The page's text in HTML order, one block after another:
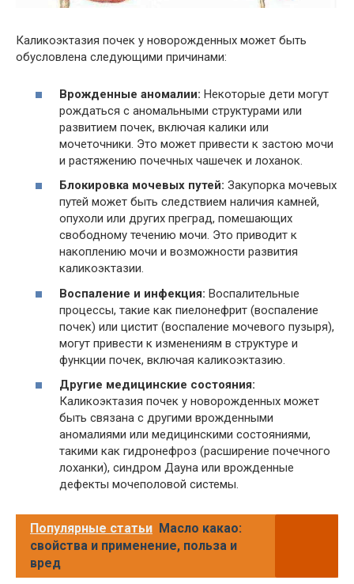
Каликоэктазия почек у новорожденных может быть
обусловлена следующими причинами:
Врожденные аномалии: Некоторые дети могут
рождаться с аномальными структурами или
развитием почек, включая калики или
мочеточники. Это может привести к застою мочи
и растяжению почечных чашечек и лоханок.
Блокировка мочевых путей: Закупорка мочевых
путей может быть следствием наличия камней,
опухоли или других преград, помешающих
свободному течению мочи. Это приводит к
накоплению мочи и возможности развития
каликоэктазии.
Воспаление и инфекция: Воспалительные
процессы, такие как пиелонефрит (воспаление
почек) или цистит (воспаление мочевого пузыря),
могут привести к изменениям в структуре и
функции почек, включая каликоэктазию.
Другие медицинские состояния:
Каликоэктазия почек у новорожденных может
быть связана с другими врожденными
аномалиями или медицинскими состояниями,
такими как гидронефроз (расширение почечного
лоханки), синдром Дауна или врожденные
дефекты мочеполовой системы.
Популярные статьи Масло какао:
свойства и применение, польза и
вред